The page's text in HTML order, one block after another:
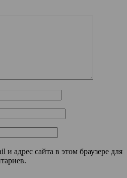
и адрес сайта в этом браузере для